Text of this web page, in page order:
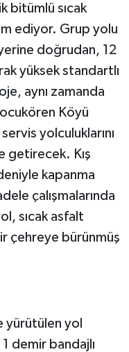
bitümlü sıcak
ediyor. Grup yolu
doğrudan, 12
yüksek standartlı
aynı zamanda
Köyü
yolculuklarını
getirecek. Kış
kapanma
çalışmalarında
sıcak asfalt
çehreye bürünmüş
yürütülen yol
1 demir bandajlı